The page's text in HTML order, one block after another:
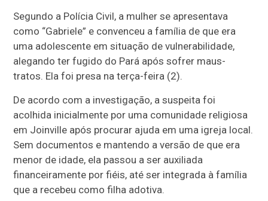
Segundo a Polícia Civil, a mulher se apresentava
como “Gabriele” e convenceu a família de que era
uma adolescente em situação de vulnerabilidade,
alegando ter fugido do Pará após sofrer maus-
tratos. Ela foi presa na terça-feira (2).
De acordo com a investigação, a suspeita foi
acolhida inicialmente por uma comunidade religiosa
em Joinville após procurar ajuda em uma igreja local.
Sem documentos e mantendo a versão de que era
menor de idade, ela passou a ser auxiliada
financeiramente por fiéis, até ser integrada à família
que a recebeu como filha adotiva.